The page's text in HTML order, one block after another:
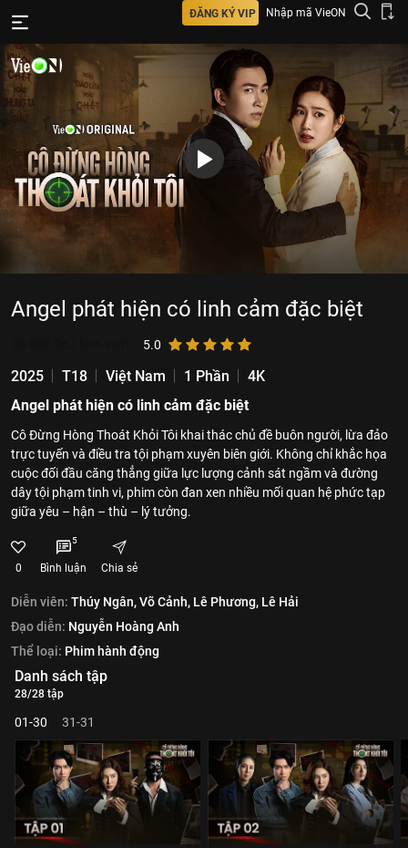
ĐĂNG KÝ VIP Nhập mã VieON
Angel phát hiện có linh cảm đặc biệt
5.0
2025 T18 Việt Nam 1 Phần
4K
Angel phát hiện có linh cảm đặc biệt
Cô Đừng Hòng Thoát Khỏi Tôi khai thác chủ đề buôn người, lừa đảo
trực tuyến và điều tra tội phạm xuyên biên giới. Không chỉ khắc họa
cuộc đối đầu căng thẳng giữa lực lượng cảnh sát ngầm và đường
dây tội phạm tinh vi, phim còn đan xen nhiều mối quan hệ phức tạp
giữa yêu – hận – thù – lý tưởng.
0
5
Bình luận Chia sẻ
Diễn viên: Thúy Ngân,Võ Cảnh, Lê Phương, Lê Hải
Đạo diễn: Nguyễn Hoàng Anh
Thể loại: Phim hành động
Danh sách tập
28/28 tập
01-30 31-31